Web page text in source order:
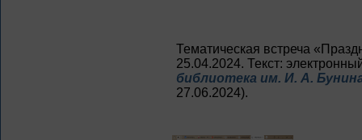
Тематическая встреча
25.04.2024. Текст:
библиотека им. И. А.
27.06.2024).